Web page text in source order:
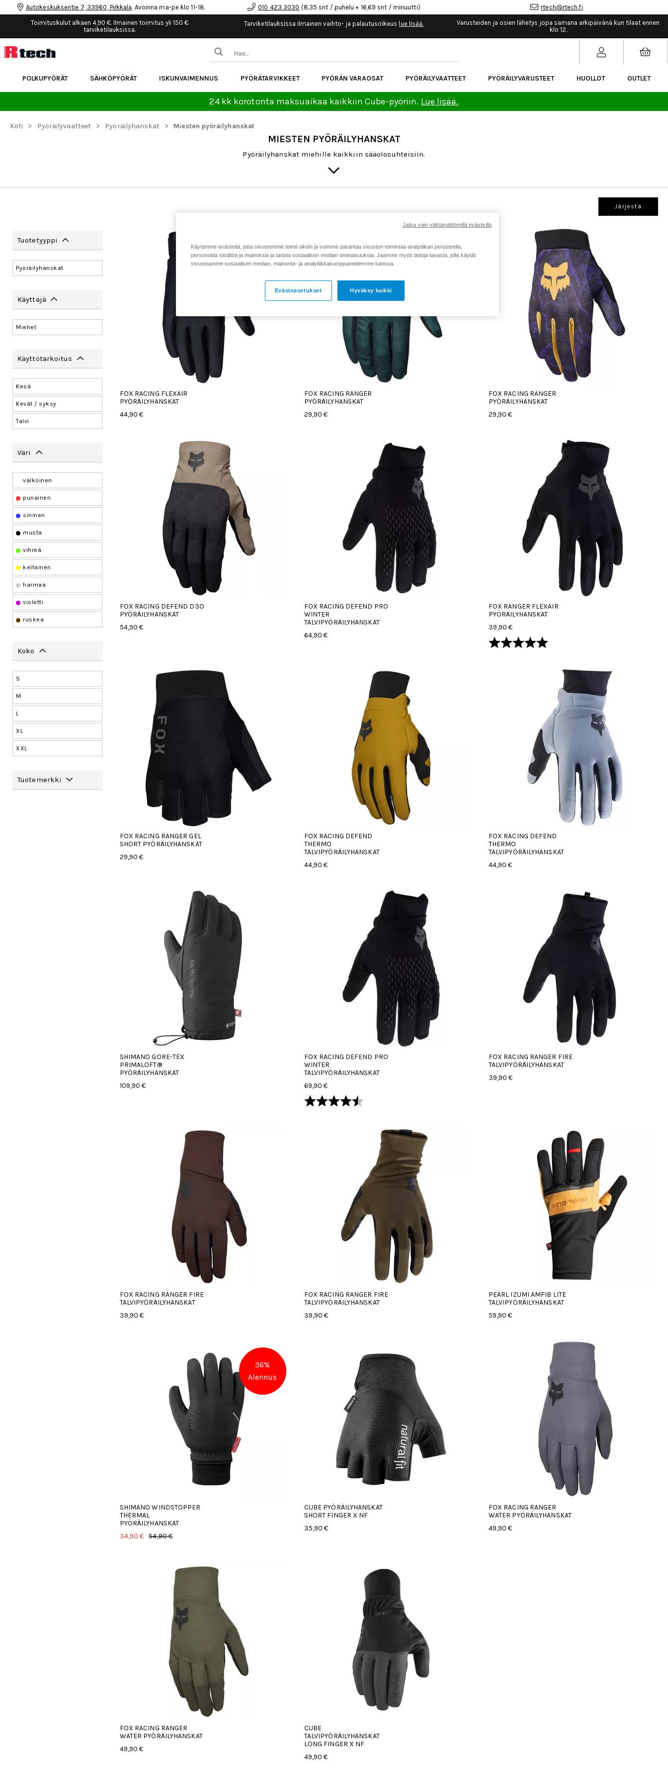
Autokeskuksentie 7, 33960, Pirkkala. Avoinna ma-pe klo 11-18. 010 423 3030 (8,35 snt / puhelu + 16,69 snt / minuutti) rtech@rtech.fi
Toimituskulut alkaen 4,90 €. Ilmainen toimitus yli 150 €
tarviketilauksissa.
Tarviketilauksissa ilmainen vaihto- ja palautusoikeus lue lisää.
Varusteiden ja osien lähetys jopa samana arkipäivänä kun tilaat ennen
klo 12.
POLKUPYÖRÄT SÄHKÖPYÖRÄT ISKUNVAIMENNUS PYÖRÄTARVIKKEET PYÖRÄN VARAOSAT PYÖRÄILYVAATTEET PYÖRÄILYVARUSTEET HUOLLOT OUTLET
24 kk korotonta maksuaikaa kaikkiin Cube-pyöriin. Lue lisää.
Koti > Pyöräilyvaatteet > Pyöräilyhanskat > Miesten pyöräilyhanskat
MIESTEN PYÖRÄILYHANSKAT
Pyöräilyhanskat miehille kaikkiin sääolosuhteisiin.
Järjestä
Tuotetyyppi
Pyöräilyhanskat
Käyttäjä
Miehet
Käyttötarkoitus
Kesä
Kevät / syksy
Talvi
Väri
valkoinen
punainen
sininen
musta
vihreä
keltainen
harmaa
violetti
ruskea
Koko
S
M
L
XL
XXL
Tuotemerkki
FOX RACING FLEXAIR
PYÖRÄILYHANSKAT
44,90 €
FOX RACING RANGER
PYÖRÄILYHANSKAT
29,90 €
FOX RACING RANGER
PYÖRÄILYHANSKAT
29,90 €
FOX RACING DEFEND D3O
PYÖRÄILYHANSKAT
54,90 €
FOX RACING DEFEND PRO
WINTER
TALVIPYÖRÄILYHANSKAT
64,90 €
FOX RANGER FLEXAIR
PYÖRÄILYHANSKAT
39,90 €
Arvio: 5.0 5:sta tähdestä
FOX RACING RANGER GEL
SHORT PYÖRÄILYHANSKAT
29,90 €
FOX RACING DEFEND
THERMO
TALVIPYÖRÄILYHANSKAT
44,90 €
FOX RACING DEFEND
THERMO
TALVIPYÖRÄILYHANSKAT
44,90 €
SHIMANO GORE-TEX
PRIMALOFT®
PYÖRÄILYHANSKAT
109,90 €
FOX RACING DEFEND PRO
WINTER
TALVIPYÖRÄILYHANSKAT
69,90 €
Arvio: 4.5 5:sta tähdestä
FOX RACING RANGER FIRE
TALVIPYÖRÄILYHANSKAT
39,90 €
FOX RACING RANGER FIRE
TALVIPYÖRÄILYHANSKAT
39,90 €
FOX RACING RANGER FIRE
TALVIPYÖRÄILYHANSKAT
39,90 €
PEARL IZUMI AMFIB LITE
TALVIPYÖRÄILYHANSKAT
59,90 €
36%
Alennus
SHIMANO WINDSTOPPER
THERMAL
PYÖRÄILYHANSKAT
34,90 €
54,90 €
CUBE PYÖRÄILYHANSKAT
SHORT FINGER X NF
35,90 €
FOX RACING RANGER
WATER PYÖRÄILYHANSKAT
49,90 €
FOX RACING RANGER
WATER PYÖRÄILYHANSKAT
49,90 €
CUBE
TALVIPYÖRÄILYHANSKAT
LONG FINGER X NF
49,90 €
Käytämme evästeitä, jotta sivustomme toimii oikein ja voimme parantaa sivuston toimintaa analytiikan perusteella,
personoida sisältöä ja mainoksia ja tarjota sosiaalisen median ominaisuuksia. Jaamme myös tietoja tavasta, jolla käytät
sivustoamme sosiaalisen median, mainonta- ja analytiikkakumppaneidemme kanssa.
Hyväksy kaikki
Evästeasetukset
Jatka vain välttämättömillä evästeillä